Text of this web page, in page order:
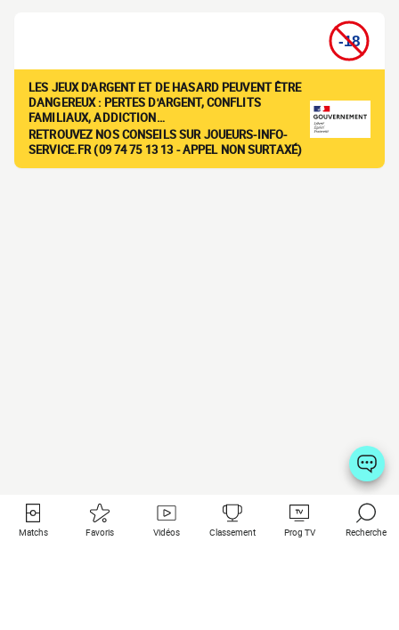
LES JEUX D'ARGENT ET DE HASARD PEUVENT ÊTRE
DANGEREUX : PERTES D'ARGENT, CONFLITS
FAMILIAUX, ADDICTION…
RETROUVEZ NOS CONSEILS SUR JOUEURS-INFO-
SERVICE.FR (09 74 75 13 13 - APPEL NON SURTAXÉ)
Matchs Favoris Vidéos Classement Prog TV Recherche